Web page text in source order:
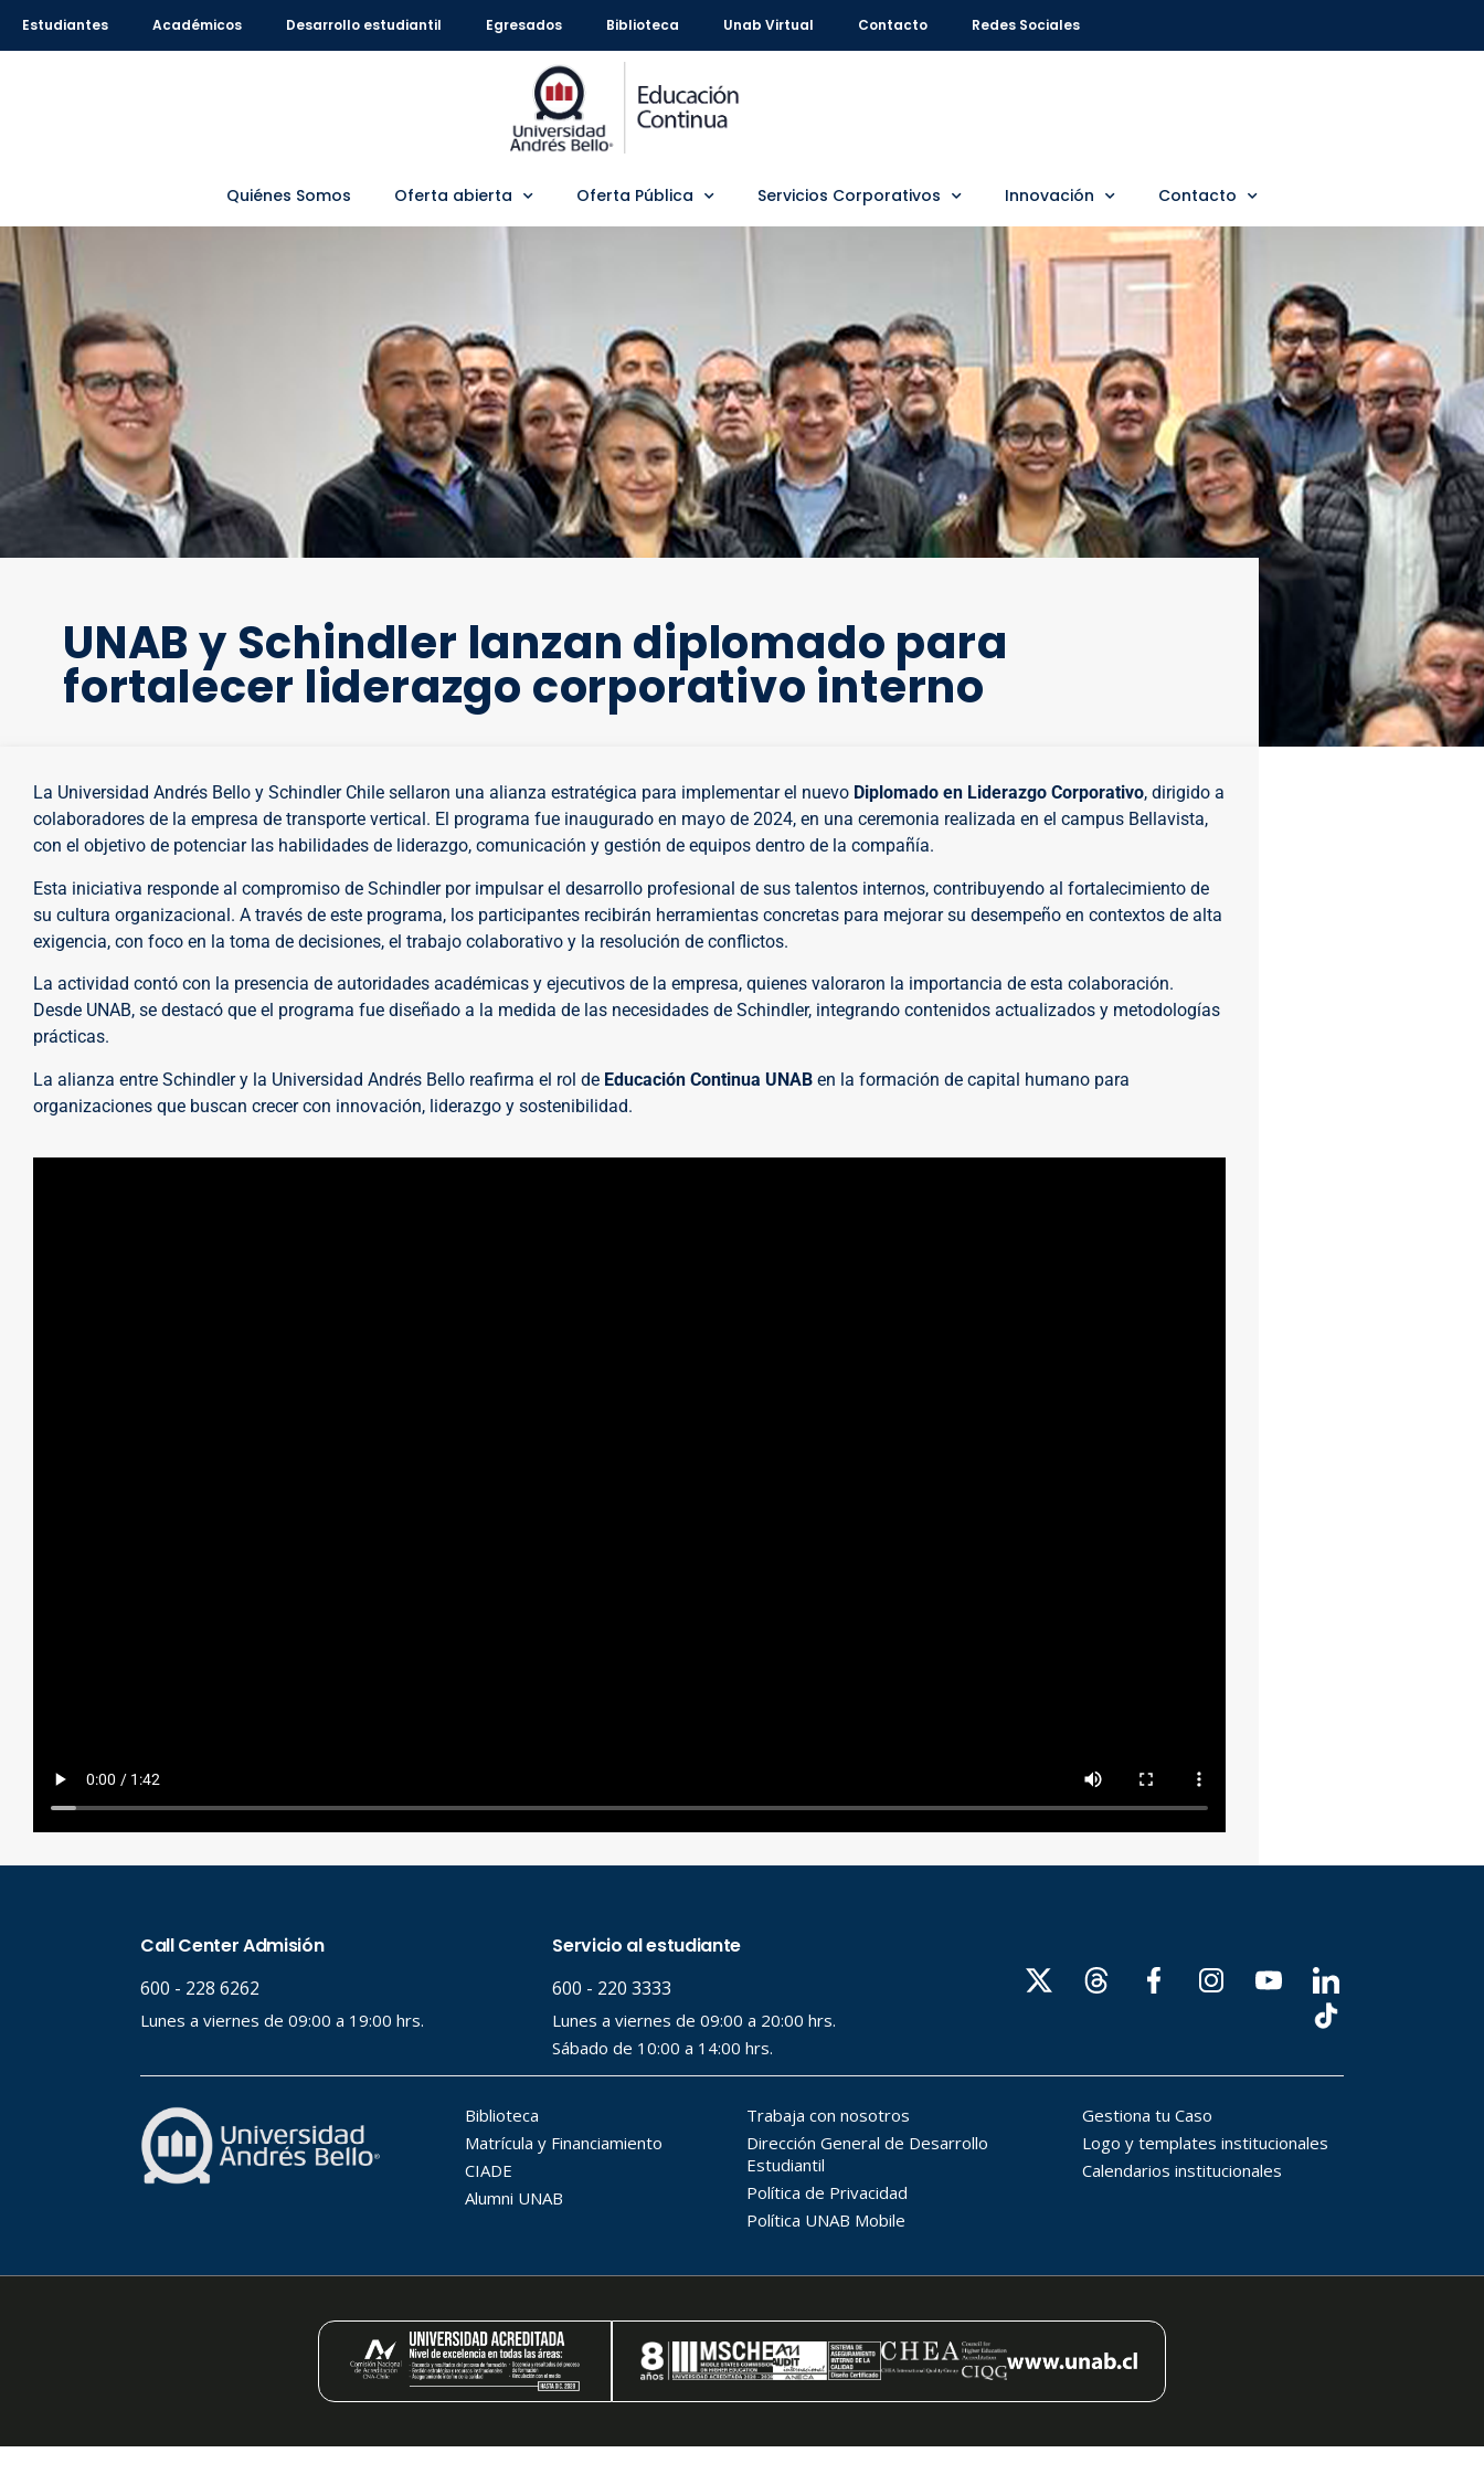
Estudiantes Académicos Desarrollo estudiantil Egresados Biblioteca Unab Virtual Contacto Redes Sociales
Quiénes Somos Oferta abierta Oferta Pública Servicios Corporativos Innovación Contacto
UNAB y Schindler lanzan diplomado para
fortalecer liderazgo corporativo interno
La Universidad Andrés Bello y Schindler Chile sellaron una alianza estratégica para implementar el nuevo Diplomado en Liderazgo Corporativo, dirigido a
colaboradores de la empresa de transporte vertical. El programa fue inaugurado en mayo de 2024, en una ceremonia realizada en el campus Bellavista,
con el objetivo de potenciar las habilidades de liderazgo, comunicación y gestión de equipos dentro de la compañía.
Esta iniciativa responde al compromiso de Schindler por impulsar el desarrollo profesional de sus talentos internos, contribuyendo al fortalecimiento de
su cultura organizacional. A través de este programa, los participantes recibirán herramientas concretas para mejorar su desempeño en contextos de alta
exigencia, con foco en la toma de decisiones, el trabajo colaborativo y la resolución de conflictos.
La actividad contó con la presencia de autoridades académicas y ejecutivos de la empresa, quienes valoraron la importancia de esta colaboración.
Desde UNAB, se destacó que el programa fue diseñado a la medida de las necesidades de Schindler, integrando contenidos actualizados y metodologías
prácticas.
La alianza entre Schindler y la Universidad Andrés Bello reafirma el rol de Educación Continua UNAB en la formación de capital humano para
organizaciones que buscan crecer con innovación, liderazgo y sostenibilidad.